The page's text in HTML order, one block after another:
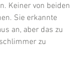
Keiner von beiden
Sie erkannte
an, aber das zu
zu